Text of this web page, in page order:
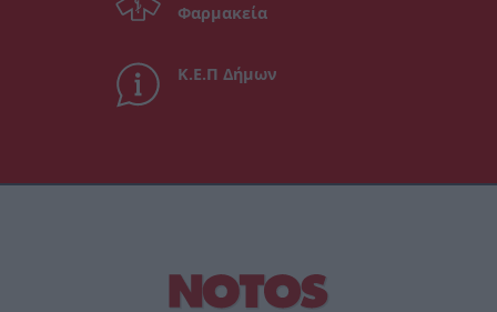
Φαρμακεία
Κ.Ε.Π Δήμων